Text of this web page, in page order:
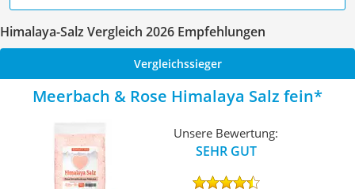
Himalaya-Salz Vergleich 2026 Empfehlungen
Vergleichssieger
Meerbach & Rose Himalaya Salz fein
Unsere Bewertung:
SEHR GUT